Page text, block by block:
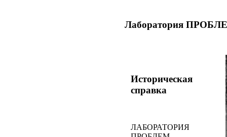
Лаборатория
Историческая
справка
ЛАБОРАТОРИЯ